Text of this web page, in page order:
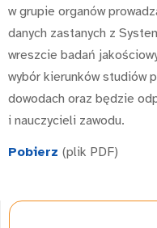
w grupie organów
danych zastanych z
wreszcie badań
wybór kierunków studiów
dowodach oraz będzie
i nauczycieli zawodu.
Pobierz (plik PDF)